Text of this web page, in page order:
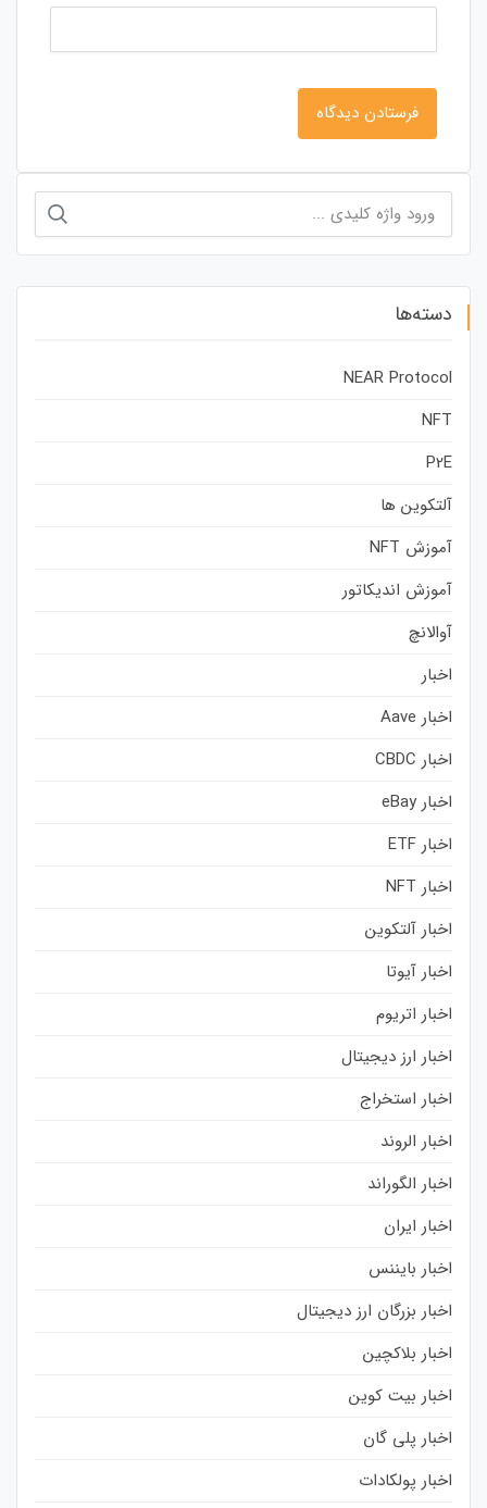
برای:
دسته‌ها
NEAR Protocol
NFT
P2E
آلتکوین ها
آموزش NFT
آموزش اندیکاتور
آوالانچ
اخبار
اخبار Aave
اخبار CBDC
اخبار eBay
اخبار ETF
اخبار NFT
اخبار آلتکوین
اخبار آیوتا
اخبار اتریوم
اخبار ارز دیجیتال
اخبار استخراج
اخبار الروند
اخبار الگوراند
اخبار ایران
اخبار بایننس
اخبار بزرگان ارز دیجیتال
اخبار بلاکچین
اخبار بیت کوین
اخبار پلی گان
اخبار پولکادات